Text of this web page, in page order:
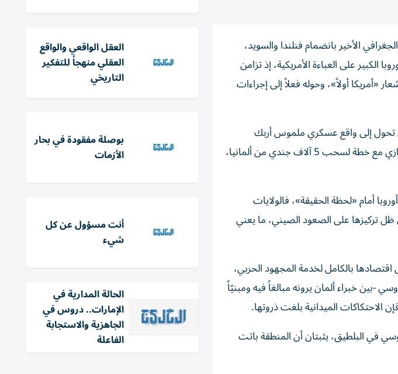
اليوم بأخطر تحول بنيوي منذ تأسيسه عام 1949، فالتوسع الجغرافي الأخير بانضمام فنلندا والسويد،
على العباءة الأمريكية، إذ تزامن
«أمريكا أولاً»، وحوله فعلاً إلى إجراءات
تحول إلى واقع عسكري ملموس أربك
العواصم الأوروبية، فقد أعلن البنتاغون خفض عدد ألوية قواته المنتشرة في القارة العجوز، بالتوازي مع خطة لسحب 5 آلاف جندي من ألمانيا،
يعيد حجم الانتشار الأمريكي إلى مستويات ما قبل عام 2021، وضع أوروبا أمام «لحظة الحقيقة»، فالولايات
ظل تركيزها على الصعود الصيني، ما يعني
بالكامل لخدمة المجهود الحربي،
-بين خبراء ألمان يرونه مبالغاً فيه ومبنيّاً
الميدانية بلغت ذروتها.
في البلطيق، يثبتان أن المنطقة باتت
العقل الواقعي والواقع
العقلي منهجاً للتفكير
التاريخي
بوصلة مفقودة في بحار
الأزمات
أنت مسؤول عن كل
شيء
الحالة المدارية في
الإمارات.. دروس في
الجاهزية والاستجابة
الفاعلة